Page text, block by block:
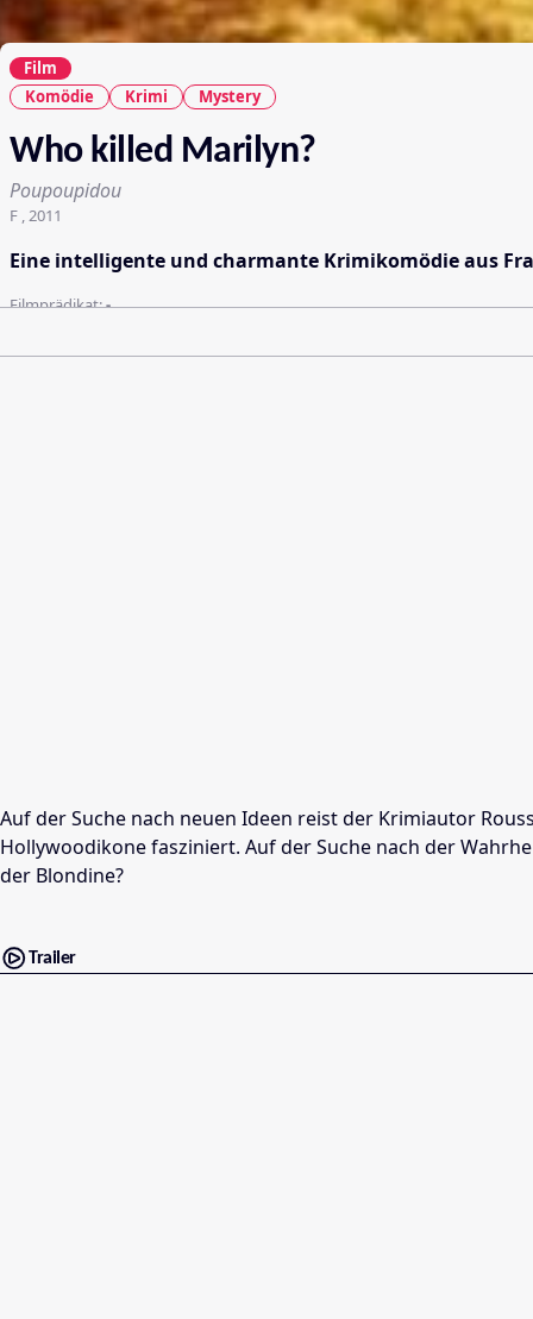
Film
Komödie
Krimi Mystery
Who killed Marilyn?
Poupoupidou
F , 2011
Eine intelligente und charmante Krimikomödie aus
Filmprädikat:-
Auf der Suche nach neuen Ideen reist der Krimiautor
Hollywoodikone fasziniert. Auf der Suche nach der
der Blondine?
Trailer